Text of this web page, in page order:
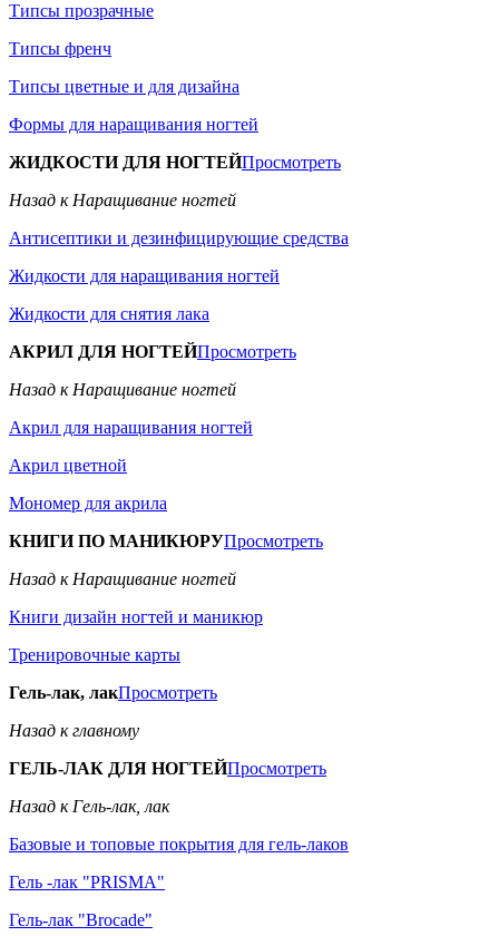
Типсы прозрачные
Типсы френч
Типсы цветные и для дизайна
Формы для наращивания ногтей
ЖИДКОСТИ ДЛЯ НОГТЕЙПросмотреть
Назад к Наращивание ногтей
Антисептики и дезинфицирующие средства
Жидкости для наращивания ногтей
Жидкости для снятия лака
АКРИЛ ДЛЯ НОГТЕЙПросмотреть
Назад к Наращивание ногтей
Акрил для наращивания ногтей
Акрил цветной
Мономер для акрила
КНИГИ ПО МАНИКЮРУПросмотреть
Назад к Наращивание ногтей
Книги дизайн ногтей и маникюр
Тренировочные карты
Гель-лак, лакПросмотреть
Назад к главному
ГЕЛЬ-ЛАК ДЛЯ НОГТЕЙПросмотреть
Назад к Гель-лак, лак
Базовые и топовые покрытия для гель-лаков
Гель -лак "PRISMA"
Гель-лак "Brocade"